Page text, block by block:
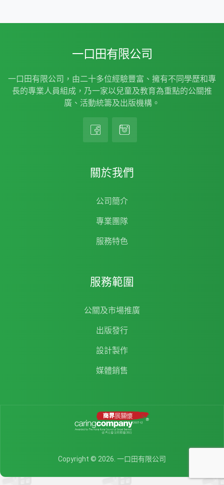
一口田有限公司
一口田有限公司，由二十多位經驗豐富、擁有不同學歷和專
長的專業人員組成，乃一家以兒童及教育為重點的公關推
廣、活動統籌及出版機構。
關於我們
公司簡介
專業團隊
服務特色
服務範圍
公關及市場推廣
出版發行
設計製作
媒體銷售
Copyright © 2026. 一口田有限公司